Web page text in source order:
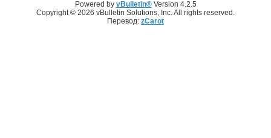
Powered by vBulletin®Version 4.2.5
Copyright © 2026 vBulletin Solutions, Inc. All rights reserved.
Перевод: zCarot